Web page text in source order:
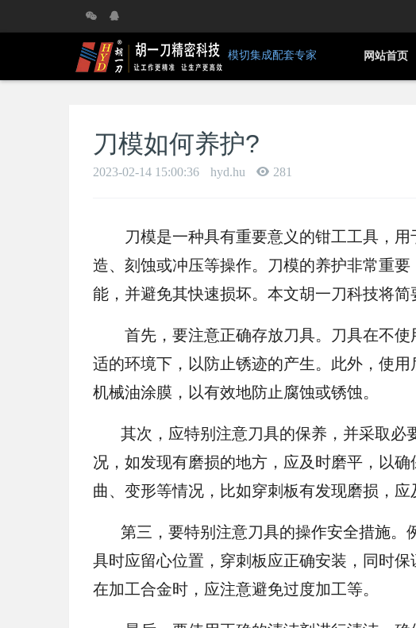
模切集成配套专家 网站首页
刀模如何养护?
2023-02-14 15:00:36 hyd.hu 281
刀模是一种具有重要意义的钳工工具，用
造、刻蚀或冲压等操作。刀模的养护非常重
能，并避免其快速损坏。本文胡一刀科技将简
首先，要注意正确存放刀具。刀具在不使
适的环境下，以防止锈迹的产生。此外，使
机械油涂膜，以有效地防止腐蚀或锈蚀。
其次，应特别注意刀具的保养，并采取必
况，如发现有磨损的地方，应及时磨平，以
曲、变形等情况，比如穿刺板有发现磨损，应
第三，要特别注意刀具的操作安全措施。
具时应留心位置，穿刺板应正确安装，同时
在加工合金时，应注意避免过度加工等。